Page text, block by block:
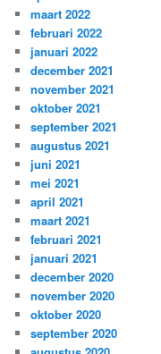
maart 2022
februari 2022
januari 2022
december 2021
november 2021
oktober 2021
september 2021
augustus 2021
juni 2021
mei 2021
april 2021
maart 2021
februari 2021
januari 2021
december 2020
november 2020
oktober 2020
september 2020